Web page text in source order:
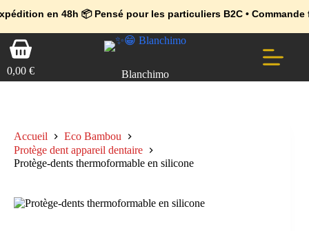
48h 📦 Pensé pour les particuliers B2C • Commande facile et
🔥 Déjà adopté par les pros 👉 Passez en Espace Pro B2B 📦
💼 Offres réservées aux professionnels 🚀 Rejoignez l’Espace Pro
PasserPanier
d’achat
0,00 € Blanchimo
Accueil
Eco Bambou
Protège dent appareil dentaire
Protège-dents thermoformable en silicone